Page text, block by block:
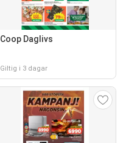
Coop Daglivs
Giltig i 3 dagar